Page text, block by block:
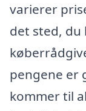
varierer
det sted, du
pengene er
kommer til